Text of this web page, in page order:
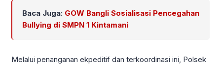
Baca Juga: GOW Bangli Sosialisasi Pencegahan
Bullying di SMPN 1 Kintamani
Melalui penanganan ekpeditif dan terkoordinasi ini, Polsek